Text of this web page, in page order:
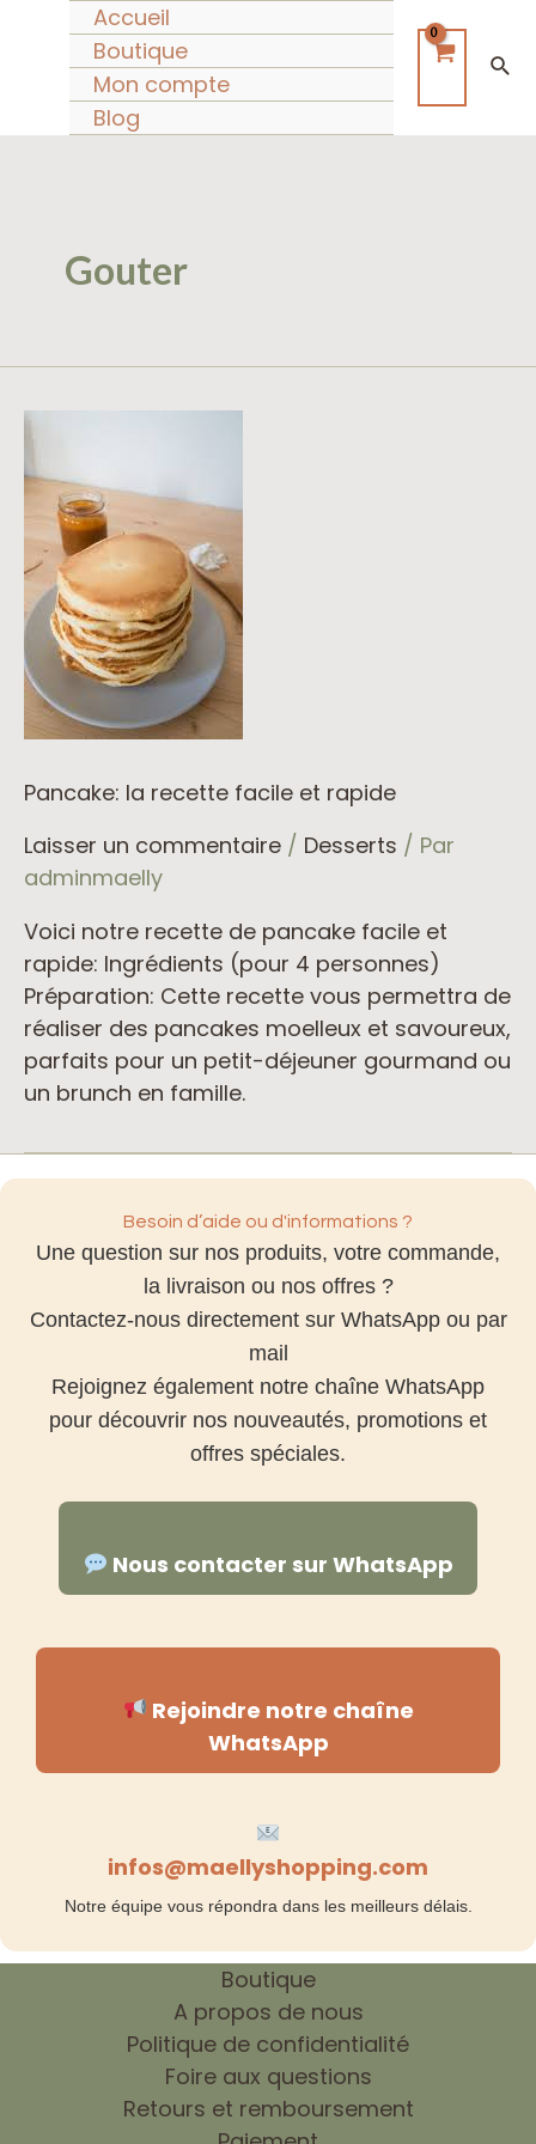
Accueil
Boutique
Mon compte
Blog
Gouter
Pancake: la recette facile et rapide
Laisser un commentaire / Desserts / Par
adminmaelly
Voici notre recette de pancake facile et
rapide: Ingrédients (pour 4 personnes)
Préparation: Cette recette vous permettra de
réaliser des pancakes moelleux et savoureux,
parfaits pour un petit-déjeuner gourmand ou
un brunch en famille.
Besoin d’aide ou d'informations ?
Une question sur nos produits, votre commande,
la livraison ou nos offres ?
Contactez-nous directement sur WhatsApp ou par
mail
Rejoignez également notre chaîne WhatsApp
pour découvrir nos nouveautés, promotions et
offres spéciales.
Nous contacter sur WhatsApp
Rejoindre notre chaîne
WhatsApp
infos@maellyshopping.com
Notre équipe vous répondra dans les meilleurs délais.
Boutique
A propos de nous
Politique de confidentialité
Foire aux questions
Retours et remboursement